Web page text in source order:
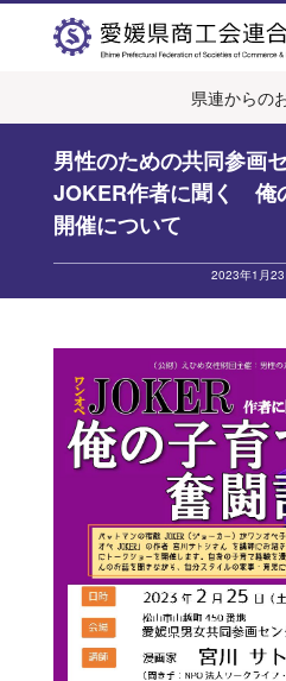
県連からの
男性のための共同参画
JOKER作者に聞く 俺
開催について
2023年1月